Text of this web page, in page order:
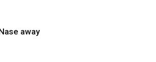
away